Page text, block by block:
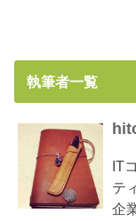
執筆者一覧
IT
テ
企